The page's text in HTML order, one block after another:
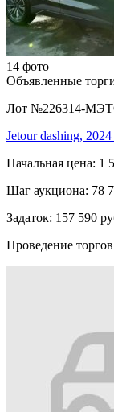
14 фото
Объявленные
Лот №226314-
Jetour dashing,
Начальная цена: 1
Шаг аукциона: 78
Задаток: 157 590
Проведение